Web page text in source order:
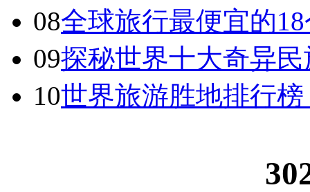
08全球旅行最便宜的
09探秘世界十大奇异
10世界旅游胜地排行